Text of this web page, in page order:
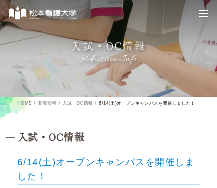
入試・OC情報
Admission-Info
HOME 新着情報 入試・OC情報 6/14(土)オープンキャンパスを開催しました！
入試・OC情報
6/14(土)オープンキャンパスを開催しま
した！